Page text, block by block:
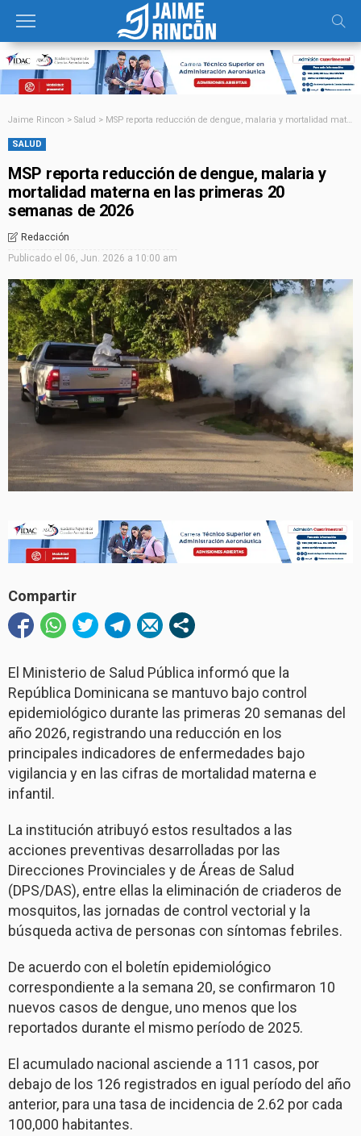
Jaime Rincon > Salud > MSP reporta reducción de dengue, malaria y mortalidad materna en las primeras 20 semanas de 2026
SALUD
MSP reporta reducción de dengue, malaria y
mortalidad materna en las primeras 20
semanas de 2026
Redacción
Publicado el 06, Jun. 2026 a 10:00 am
Compartir
El Ministerio de Salud Pública informó que la
República Dominicana se mantuvo bajo control
epidemiológico durante las primeras 20 semanas del
año 2026, registrando una reducción en los
principales indicadores de enfermedades bajo
vigilancia y en las cifras de mortalidad materna e
infantil.
La institución atribuyó estos resultados a las
acciones preventivas desarrolladas por las
Direcciones Provinciales y de Áreas de Salud
(DPS/DAS), entre ellas la eliminación de criaderos de
mosquitos, las jornadas de control vectorial y la
búsqueda activa de personas con síntomas febriles.
De acuerdo con el boletín epidemiológico
correspondiente a la semana 20, se confirmaron 10
nuevos casos de dengue, uno menos que los
reportados durante el mismo período de 2025.
El acumulado nacional asciende a 111 casos, por
debajo de los 126 registrados en igual período del año
anterior, para una tasa de incidencia de 2.62 por cada
100,000 habitantes.